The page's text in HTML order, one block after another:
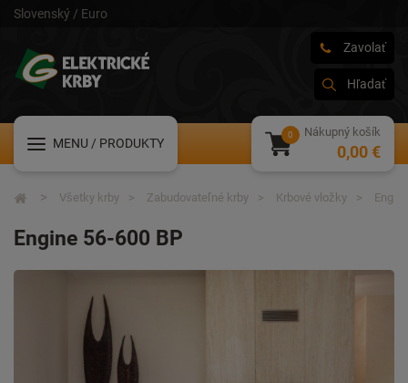
Slovenský / Euro
Zavolať
Hľadať
MENU / PRODUKTY
Nákupný košík
0,00 €
Engine 56-600 BP
Všetky krby Zabudovateľné krby Krbové vložky